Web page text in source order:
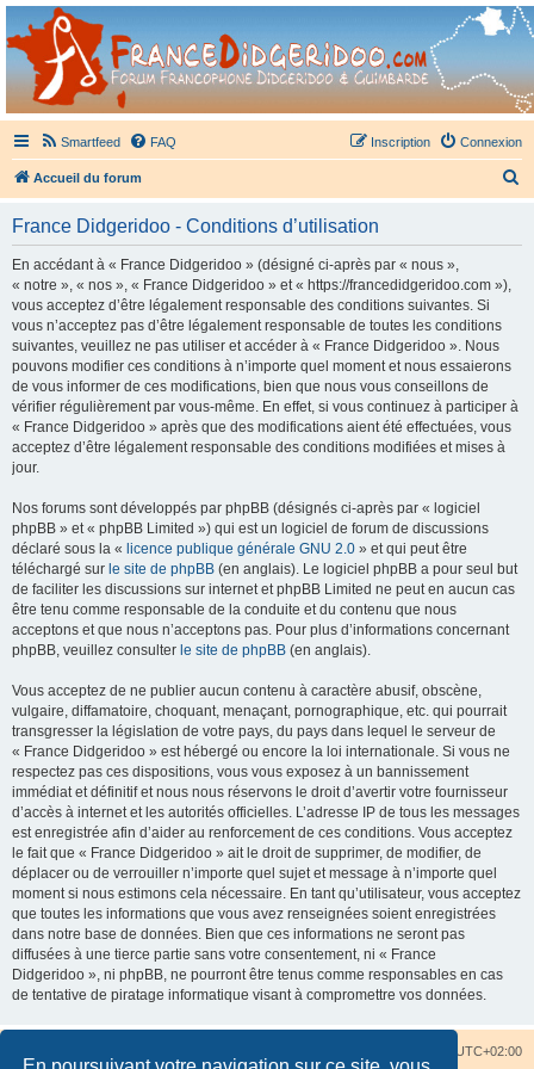
France Didgeridoo
Didgeridoo et Guimbarde sur France Didgeridoo - retrouvez la communauté.
Smartfeed FAQ Connexion
Inscription
Accueil du forum
France Didgeridoo - Conditions d’utilisation
En accédant à « France Didgeridoo » (désigné ci-après par « nous »,
« notre », « nos », « France Didgeridoo » et « https://francedidgeridoo.com »),
vous acceptez d’être légalement responsable des conditions suivantes. Si
vous n’acceptez pas d’être légalement responsable de toutes les conditions
suivantes, veuillez ne pas utiliser et accéder à « France Didgeridoo ». Nous
pouvons modifier ces conditions à n’importe quel moment et nous essaierons
de vous informer de ces modifications, bien que nous vous conseillons de
vérifier régulièrement par vous-même. En effet, si vous continuez à participer à
« France Didgeridoo » après que des modifications aient été effectuées, vous
acceptez d’être légalement responsable des conditions modifiées et mises à
jour.
Nos forums sont développés par phpBB (désignés ci-après par « logiciel
phpBB » et « phpBB Limited ») qui est un logiciel de forum de discussions
déclaré sous la « licence publique générale GNU 2.0 » et qui peut être
téléchargé sur le site de phpBB (en anglais). Le logiciel phpBB a pour seul but
de faciliter les discussions sur internet et phpBB Limited ne peut en aucun cas
être tenu comme responsable de la conduite et du contenu que nous
acceptons et que nous n’acceptons pas. Pour plus d’informations concernant
phpBB, veuillez consulter le site de phpBB (en anglais).
Vous acceptez de ne publier aucun contenu à caractère abusif, obscène,
vulgaire, diffamatoire, choquant, menaçant, pornographique, etc. qui pourrait
transgresser la législation de votre pays, du pays dans lequel le serveur de
« France Didgeridoo » est hébergé ou encore la loi internationale. Si vous ne
respectez pas ces dispositions, vous vous exposez à un bannissement
immédiat et définitif et nous nous réservons le droit d’avertir votre fournisseur
d’accès à internet et les autorités officielles. L’adresse IP de tous les messages
est enregistrée afin d’aider au renforcement de ces conditions. Vous acceptez
le fait que « France Didgeridoo » ait le droit de supprimer, de modifier, de
déplacer ou de verrouiller n’importe quel sujet et message à n’importe quel
moment si nous estimons cela nécessaire. En tant qu’utilisateur, vous acceptez
que toutes les informations que vous avez renseignées soient enregistrées
dans notre base de données. Bien que ces informations ne seront pas
diffusées à une tierce partie sans votre consentement, ni « France
Didgeridoo », ni phpBB, ne pourront être tenus comme responsables en cas
de tentative de piratage informatique visant à compromettre vos données.
UTC+02:00